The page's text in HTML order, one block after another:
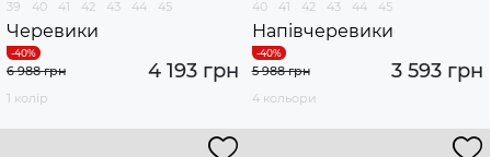
39 40 41 42 43 44 45
Черевики
4 193 грн
6 988 грн
1 колір
40 41 42 43 44 45
Напівчеревики
3 593 грн
5 988 грн
4 кольори